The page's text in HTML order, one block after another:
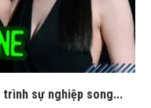
trình sự nghiệp song...